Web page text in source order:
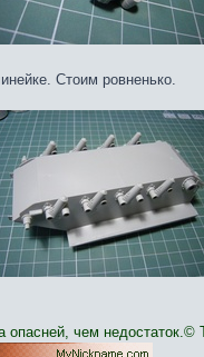
Стоим ровненько.
опасней, чем недостаток.©